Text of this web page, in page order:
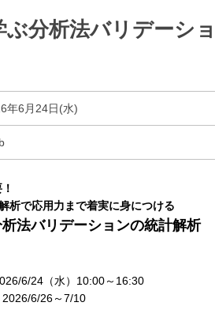
ぶ分析法バリデーシ
年6月24日(水)
析で応用力まで着実に身につける
法バリデーションの統計解析
6/24（水）10:00～16:30
2026/6/26～7/10